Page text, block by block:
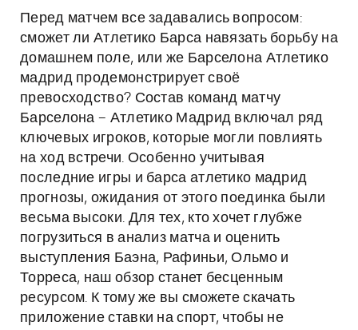
Перед матчем все задавались вопросом:
сможет ли Атлетико Барса навязать борьбу на
домашнем поле, или же Барселона Атлетико
мадрид продемонстрирует своё
превосходство? Состав команд матчу
Барселона – Атлетико Мадрид включал ряд
ключевых игроков, которые могли повлиять
на ход встречи. Особенно учитывая
последние игры и барса атлетико мадрид
прогнозы, ожидания от этого поединка были
весьма высоки. Для тех, кто хочет глубже
погрузиться в анализ матча и оценить
выступления Баэна, Рафиньи, Ольмо и
Торреса, наш обзор станет бесценным
ресурсом. К тому же вы сможете скачать
приложение ставки на спорт, чтобы не